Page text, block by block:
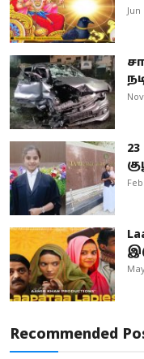
Jun
Recommended